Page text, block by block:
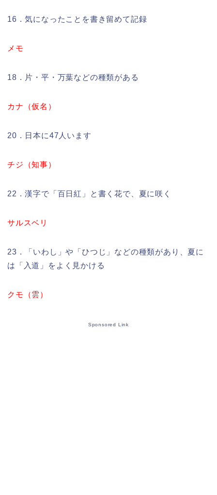
16．気になったことを書き留めて記録
メモ
18．片・平・万葉などの種類がある
カナ（仮名）
20．日本に47人います
チジ（知事）
22．漢字で「百日紅」と書く花で、夏に咲く
サルスベリ
23．「いわし」や「ひつじ」などの種類があり、夏に
は「入道」をよく見かける
クモ（雲）
Sponsored Link